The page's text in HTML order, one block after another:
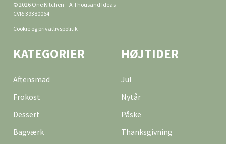
© 2026 One Kitchen – A Thousand Ideas
CVR: 39380064
Cookie og privatlivspolitik
KATEGORIER
Aftensmad
Frokost
Dessert
Bagværk
HØJTIDER
Jul
Nytår
Påske
Thanksgivning